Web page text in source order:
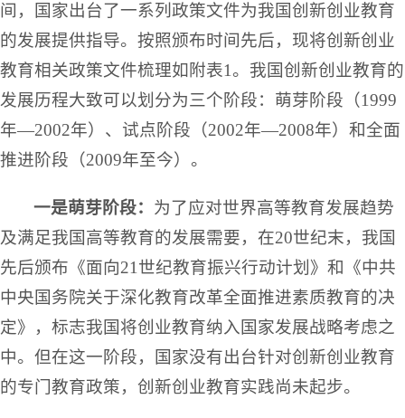
间，国家出台了一系列政策文件为我国创新创业教育
的发展提供指导。按照颁布时间先后，现将创新创业
教育相关政策文件梳理如附表1。我国创新创业教育的
发展历程大致可以划分为三个阶段：萌芽阶段（1999
年—2002年）、试点阶段（2002年—2008年）和全面
推进阶段（2009年至今）。
一是萌芽阶段： 为了应对世界高等教育发展趋势
及满足我国高等教育的发展需要，在20世纪末，我国
先后颁布《面向21世纪教育振兴行动计划》和《中共
中央国务院关于深化教育改革全面推进素质教育的决
定》，标志我国将创业教育纳入国家发展战略考虑之
中。但在这一阶段，国家没有出台针对创新创业教育
的专门教育政策，创新创业教育实践尚未起步。